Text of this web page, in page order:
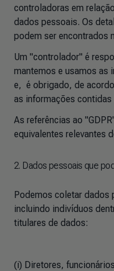
controladoras em
dados pessoais. Os
podem ser encontrados
Um "controlador" é
mantemos e usamos as
e, é obrigado, de
as informações
As referências ao
equivalentes relevantes
2. Dados pessoais que
Podemos coletar dados
incluindo indivíduos
titulares de dados:
(i) Diretores,